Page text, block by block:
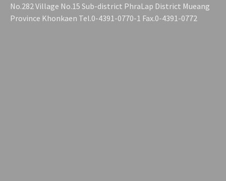
No.282 Village No.15 Sub-district PhraLap District Mueang
Province Khonkaen Tel.0-4391-0770-1 Fax.0-4391-0772